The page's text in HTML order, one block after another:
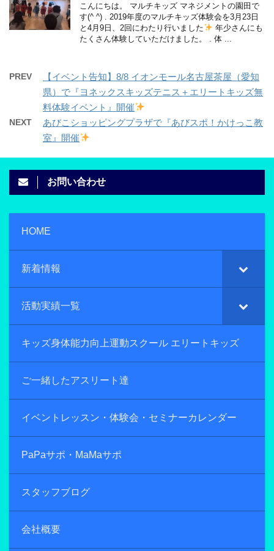
こんにちは。 マルチキッズ マネジメントの園田で
す(^ ^) . 2019年度のマルチキッズ体験会を3月23日
と4月9日、2回にわたり行いました
年少さんにも
たくさん体験していただけました。 . 体 ...
PREV
【イベント告知】8/8 イオンモール名古屋茶屋（愛知
県）で『ヨネックスキッズテニス＋エリートキッズ無
料体験イベント』開催
NEXT
あびこショッピングプラザで『あびスポ！かけっこ教
室』開催
お問い合わせ
HOME
新着情報
活動実績一覧
キッズ身体能力向上運動スクール エリートキッズ
ご一緒したアスリート達
イベントレッスン・体験会・セミナーカレンダー
PaPaサポ・MaMaサポ
スタッフブログ
会社概要